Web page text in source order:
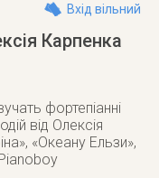
Вхід вільний
Карпенка
фортепіанні
від Олексія
«Океану Ельзи»,